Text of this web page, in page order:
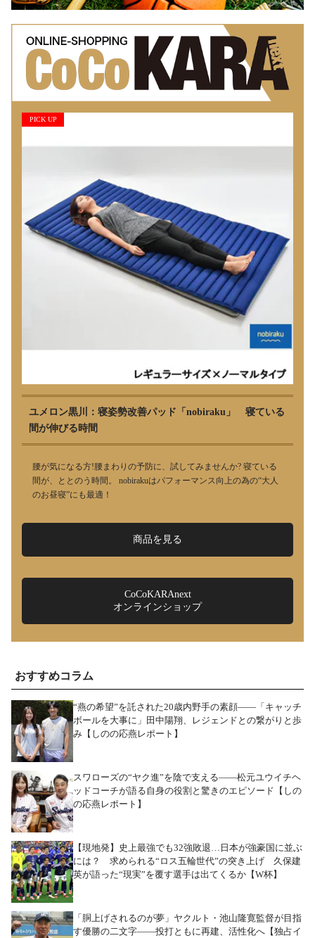
PICK UP
ユメロン黒川：寝姿勢改善パッド「nobiraku」 寝ている
間が伸びる時間
腰が気になる方!腰まわりの予防に、試してみませんか? 寝ている
間が、ととのう時間。 nobirakuはパフォーマンス向上の為の“大人
のお昼寝”にも最適！
商品を見る
CoCoKARAnext
オンラインショップ
おすすめコラム
“燕の希望”を託された20歳内野手の素顔――「キャッチ
ボールを大事に」田中陽翔、レジェンドとの繋がりと歩
み【しのの応燕レポート】
スワローズの“ヤク進”を陰で支える――松元ユウイチヘ
ッドコーチが語る自身の役割と驚きのエピソード【しの
の応燕レポート】
【現地発】史上最強でも32強敗退…日本が強豪国に並ぶ
には？ 求められる“ロス五輪世代”の突き上げ 久保建
英が語った“現実”を覆す選手は出てくるか【W杯】
「胴上げされるのが夢」ヤクルト・池山隆寛監督が目指
す優勝の二文字――投打ともに再建、活性化へ【独占イ